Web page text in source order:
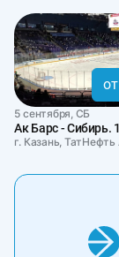
5 сентября, СБ
Ак Барс - Сибирь.
г. Казань, ТатНефть